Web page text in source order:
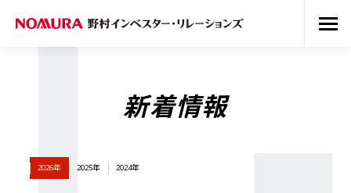
新着情報
2026年 2025年 2024年